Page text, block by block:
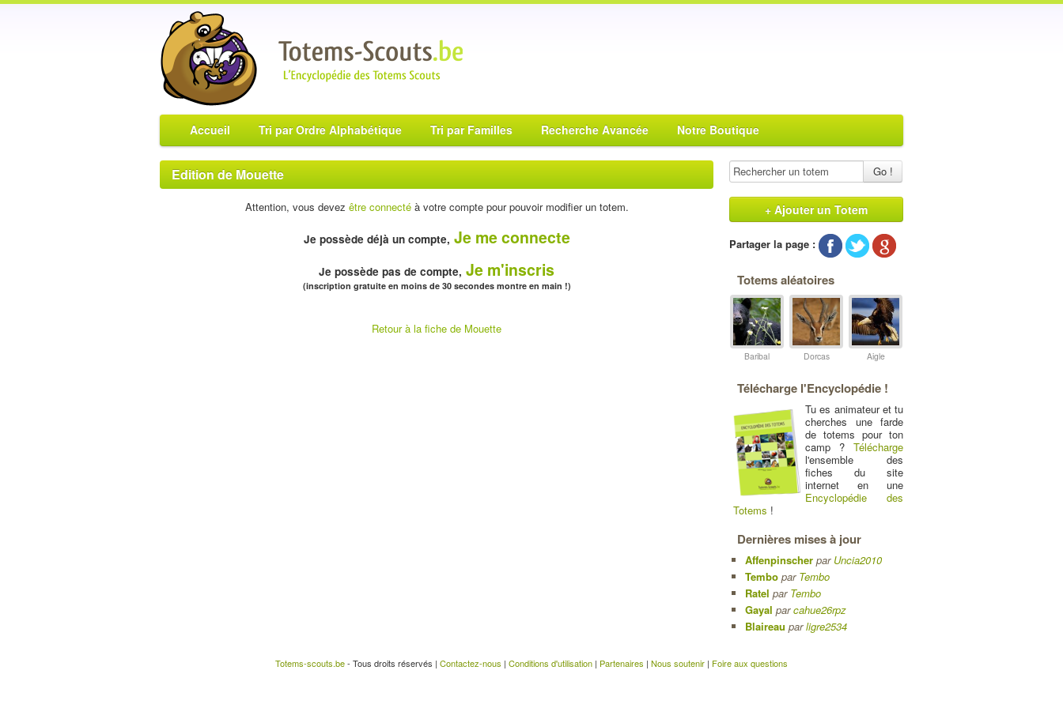
Accueil Tri par Ordre Alphabétique Tri par Familles Recherche Avancée Notre Boutique
Edition de Mouette
Attention, vous devez être connectéà votre compte pour pouvoir modifier un totem.
Je possède déjà un compte, Je me connecte
Je possède pas de compte, Je m'inscris
(inscription gratuite en moins de 30 secondes montre en main !)
Retour à la fiche de Mouette
Go !
+ Ajouter un Totem
Partager la page :
Totems aléatoires
Baribal Dorcas Aigle
Télécharge l'Encyclopédie !
Tu es animateur et tu
cherches une farde
de totems pour ton
camp ? Télécharge
l'ensemble des
fiches du site
internet en une
Encyclopédie des
Totems !
Dernières mises à jour
Affenpinscher par Uncia2010
Tembo par Tembo
Ratel par Tembo
Gayal parcahue26rpz
Blaireau parligre2534
Totems-scouts.be- Tous droits réservés | Contactez-nous | Conditions d'utilisation | Partenaires | Nous soutenir | Foire aux questions